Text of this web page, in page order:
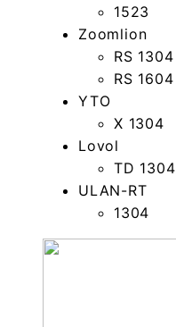
1523
Zoomlion
RS 1304
RS 1604
YTO
X 1304
Lovol
TD 1304
ULAN-RT
1304